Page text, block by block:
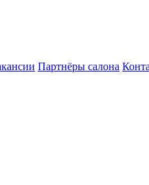
Партнёры салона